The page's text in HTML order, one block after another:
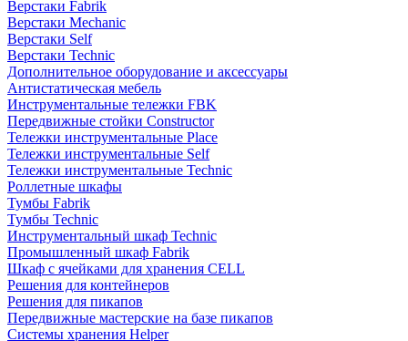
Верстаки Fabrik
Верстаки Mechanic
Верстаки Self
Верстаки Technic
Дополнительное оборудование и аксессуары
Антистатическая мебель
Инструментальные тележки FBK
Передвижные стойки Constructor
Тележки инструментальные Place
Тележки инструментальные Self
Тележки инструментальные Technic
Роллетные шкафы
Тумбы Fabrik
Тумбы Technic
Инструментальный шкаф Technic
Промышленный шкаф Fabrik
Шкаф с ячейками для хранения CELL
Решения для контейнеров
Решения для пикапов
Передвижные мастерские на базе пикапов
Системы хранения Helper